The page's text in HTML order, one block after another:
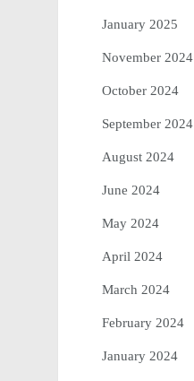
January 2025
November 2024
October 2024
September 2024
August 2024
June 2024
May 2024
April 2024
March 2024
February 2024
January 2024